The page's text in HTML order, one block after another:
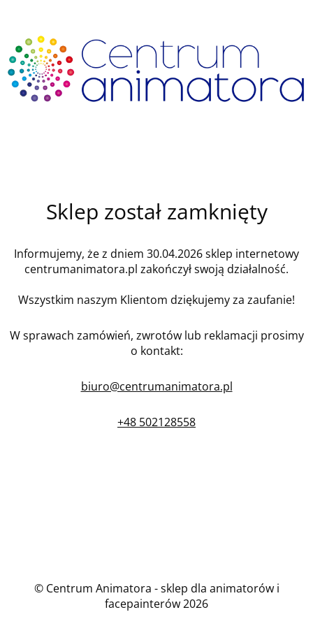
Sklep został zamknięty
Informujemy, że z dniem 30.04.2026 sklep internetowy
centrumanimatora.pl zakończył swoją działalność.
Wszystkim naszym Klientom dziękujemy za zaufanie!
W sprawach zamówień, zwrotów lub reklamacji prosimy
o kontakt:
biuro@centrumanimatora.pl
+48 502128558
© Centrum Animatora - sklep dla animatorów i
facepainterów 2026